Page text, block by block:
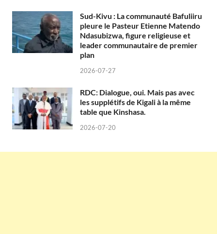
Sud-Kivu : La communauté Bafuliiru
pleure le Pasteur Etienne Matendo
Ndasubizwa, figure religieuse et
leader communautaire de premier
plan
2026-07-27
RDC: Dialogue, oui. Mais pas avec
les supplétifs de Kigali à la même
table que Kinshasa.
2026-07-20